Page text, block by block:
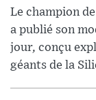
Le champion
a publié son
jour, conçu
géants de la